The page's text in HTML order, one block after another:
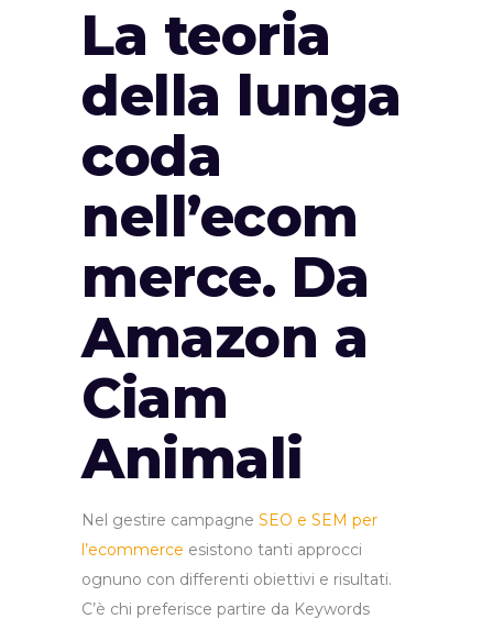
La teoria
della lunga
coda
nell’ecom
merce. Da
Amazon a
Ciam
Animali
Nel gestire campagne SEO e SEM per
l’ecommerce esistono tanti approcci
ognuno con differenti obiettivi e risultati.
C’è chi preferisce partire da Keywords